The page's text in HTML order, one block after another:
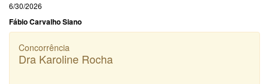
6/30/2026
Fábio Carvalho Siano
Concorrência
Dra Karoline Rocha